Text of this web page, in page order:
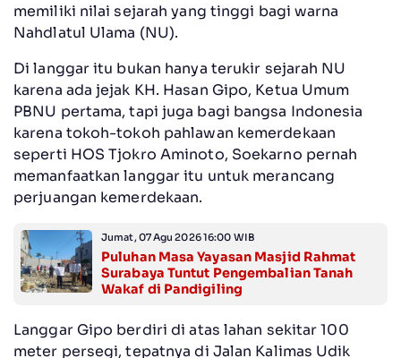
memiliki nilai sejarah yang tinggi bagi warna
Nahdlatul Ulama (NU).
Di langgar itu bukan hanya terukir sejarah NU
karena ada jejak KH. Hasan Gipo, Ketua Umum
PBNU pertama, tapi juga bagi bangsa Indonesia
karena tokoh-tokoh pahlawan kemerdekaan
seperti HOS Tjokro Aminoto, Soekarno pernah
memanfaatkan langgar itu untuk merancang
perjuangan kemerdekaan.
Jumat, 07 Agu 2026 16:00 WIB
Puluhan Masa Yayasan Masjid Rahmat
Surabaya Tuntut Pengembalian Tanah
Wakaf di Pandigiling
Langgar Gipo berdiri di atas lahan sekitar 100
meter persegi, tepatnya di Jalan Kalimas Udik